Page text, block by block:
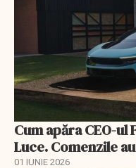
Cum apăra CEO-
Luce. Comenzile
01 IUNIE 2026